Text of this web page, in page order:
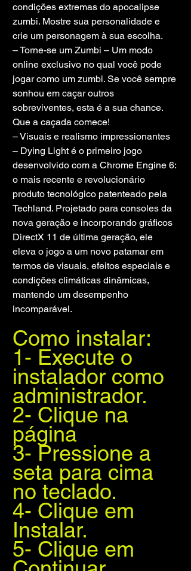
condições extremas do apocalipse
zumbi. Mostre sua personalidade e
crie um personagem à sua escolha.
– Torne-se um Zumbi – Um modo
online exclusivo no qual você pode
jogar como um zumbi. Se você sempre
sonhou em caçar outros
sobreviventes, esta é a sua chance.
Que a caçada comece!
– Visuais e realismo impressionantes
– Dying Light é o primeiro jogo
desenvolvido com a Chrome Engine 6:
o mais recente e revolucionário
produto tecnológico patenteado pela
Techland. Projetado para consoles da
nova geração e incorporando gráficos
DirectX 11 de última geração, ele
eleva o jogo a um novo patamar em
termos de visuais, efeitos especiais e
condições climáticas dinâmicas,
mantendo um desempenho
incomparável.
Como instalar:
1- Execute o
instalador como
administrador.
2- Clique na
página
3- Pressione a
seta para cima
no teclado.
4- Clique em
Instalar.
5- Clique em